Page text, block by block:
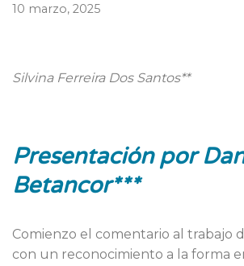
10 marzo, 2025
Silvina Ferreira Dos Santos**
Presentación por
Betancor***
Comienzo el comentario al trabajo
con un reconocimiento a la forma